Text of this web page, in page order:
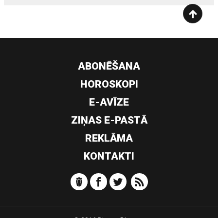
ABONĒŠANA
HOROSKOPI
E-AVĪZE
ZIŅAS E-PASTĀ
REKLĀMA
KONTAKTI